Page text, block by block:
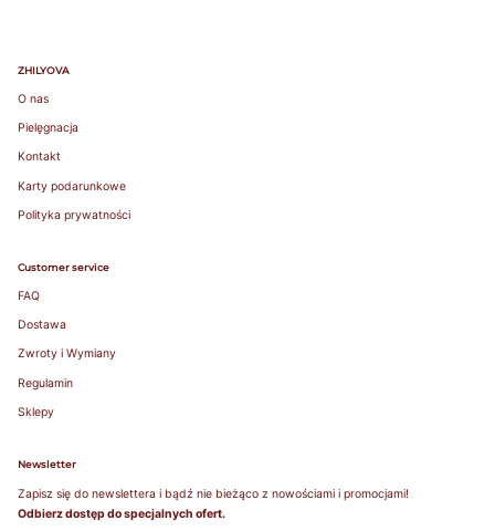
ZHILYOVA
O nas
Pielęgnacja
Kontakt
Karty podarunkowe
Polityka prywatności
Customer service
FAQ
Dostawa
Zwroty i Wymiany
Regulamin
Sklepy
Newsletter
Zapisz się do newslettera i bądź nie bieżąco z nowościami i promocjami!
Odbierz dostęp do specjalnych ofert.